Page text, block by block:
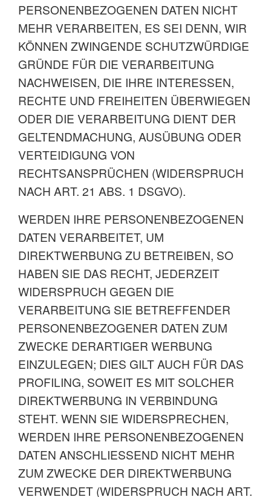
PERSONENBEZOGENEN DATEN NICHT
MEHR VERARBEITEN, ES SEI DENN, WIR
KÖNNEN ZWINGENDE SCHUTZWÜRDIGE
GRÜNDE FÜR DIE VERARBEITUNG
NACHWEISEN, DIE IHRE INTERESSEN,
RECHTE UND FREIHEITEN ÜBERWIEGEN
ODER DIE VERARBEITUNG DIENT DER
GELTENDMACHUNG, AUSÜBUNG ODER
VERTEIDIGUNG VON
RECHTSANSPRÜCHEN (WIDERSPRUCH
NACH ART. 21 ABS. 1 DSGVO).
WERDEN IHRE PERSONENBEZOGENEN
DATEN VERARBEITET, UM
DIREKTWERBUNG ZU BETREIBEN, SO
HABEN SIE DAS RECHT, JEDERZEIT
WIDERSPRUCH GEGEN DIE
VERARBEITUNG SIE BETREFFENDER
PERSONENBEZOGENER DATEN ZUM
ZWECKE DERARTIGER WERBUNG
EINZULEGEN; DIES GILT AUCH FÜR DAS
PROFILING, SOWEIT ES MIT SOLCHER
DIREKTWERBUNG IN VERBINDUNG
STEHT. WENN SIE WIDERSPRECHEN,
WERDEN IHRE PERSONENBEZOGENEN
DATEN ANSCHLIESSEND NICHT MEHR
ZUM ZWECKE DER DIREKTWERBUNG
VERWENDET (WIDERSPRUCH NACH ART.